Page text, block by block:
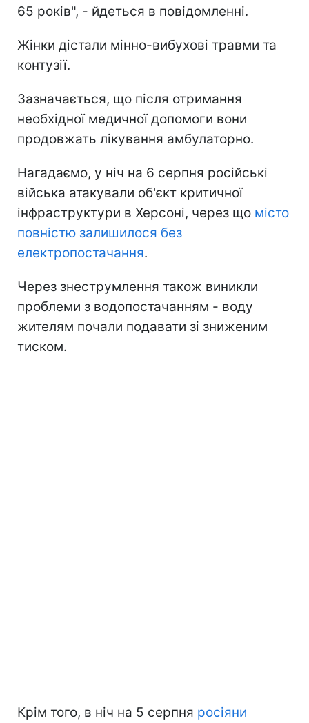
65 років", - йдеться в повідомленні.
Жінки дістали мінно-вибухові травми та
контузії.
Зазначається, що після отримання
необхідної медичної допомоги вони
продовжать лікування амбулаторно.
Нагадаємо, у ніч на 6 серпня російські
війська атакували об'єкт критичної
інфраструктури в Херсоні, через що місто
повністю залишилося без
електропостачання.
Через знеструмлення також виникли
проблеми з водопостачанням - воду
жителям почали подавати зі зниженим
тиском.
Крім того, в ніч на 5 серпня росіяни